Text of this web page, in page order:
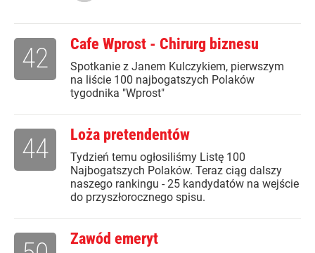
Cafe Wprost - Chirurg biznesu
Spotkanie z Janem Kulczykiem, pierwszym
na liście 100 najbogatszych Polaków
tygodnika "Wprost"
42
Loża pretendentów
Tydzień temu ogłosiliśmy Listę 100
Najbogatszych Polaków. Teraz ciąg dalszy
naszego rankingu - 25 kandydatów na wejście
do przyszłorocznego spisu.
44
Zawód emeryt